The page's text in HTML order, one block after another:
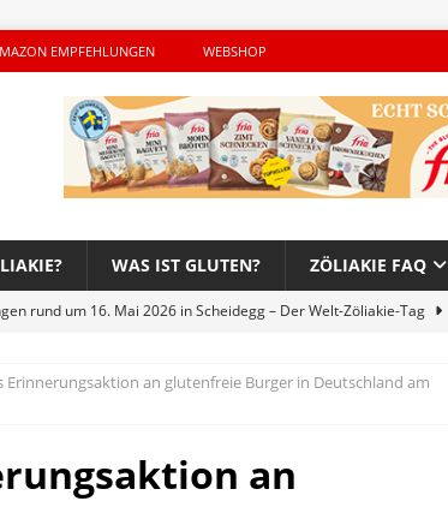
EMPFEHLUNGEN WEBSHOP
WAS IST GLUTEN? ZÖLIAKIE FAQ
rund um 16. Mai 2026 in Scheidegg – Der Welt-Zöliakie-Tag
Woche bei Hans im Glück – Es geht auch 2026 weiter!
– Der unerwünschte Gast von Hendrikje Balsmeyer
Erinnerungsaktion an glutenfreie Burger in Deutschland am
an